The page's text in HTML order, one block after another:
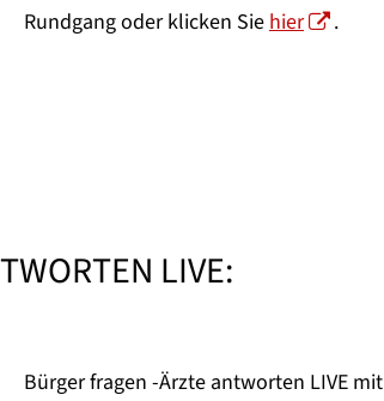
Rundgang oder klicken Sie hier .
LIVE:
Bürger fragen -Ärzte antworten LIVE mit